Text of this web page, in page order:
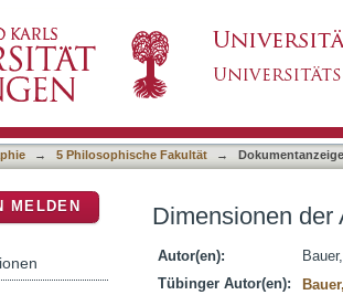
→ 5 Philosophische Fakultät → Dokumentanzeige
Dimensionen der
Autor(en):
Tübinger Autor(en):
MELDEN